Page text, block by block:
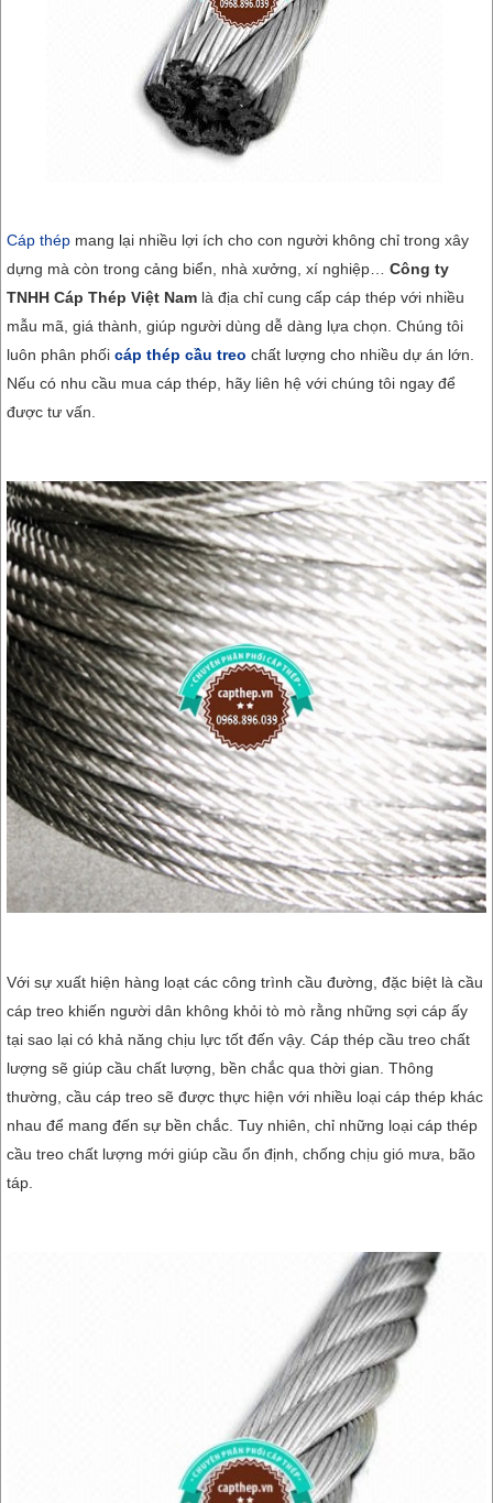
Cáp thép mang lại nhiều lợi ích cho con người không chỉ trong xây
dựng mà còn trong cảng biển, nhà xưởng, xí nghiệp… Công ty
TNHH Cáp Thép Việt Nam là địa chỉ cung cấp cáp thép với nhiều
mẫu mã, giá thành, giúp người dùng dễ dàng lựa chọn. Chúng tôi
luôn phân phối cáp thép cầu treo chất lượng cho nhiều dự án lớn.
Nếu có nhu cầu mua cáp thép, hãy liên hệ với chúng tôi ngay để
được tư vấn.
Với sự xuất hiện hàng loạt các công trình cầu đường, đặc biệt là cầu
cáp treo khiến người dân không khỏi tò mò rằng những sợi cáp ấy
tại sao lại có khả năng chịu lực tốt đến vậy. Cáp thép cầu treo chất
lượng sẽ giúp cầu chất lượng, bền chắc qua thời gian. Thông
thường, cầu cáp treo sẽ được thực hiện với nhiều loại cáp thép khác
nhau để mang đến sự bền chắc. Tuy nhiên, chỉ những loại cáp thép
cầu treo chất lượng mới giúp cầu ổn định, chống chịu gió mưa, bão
táp.